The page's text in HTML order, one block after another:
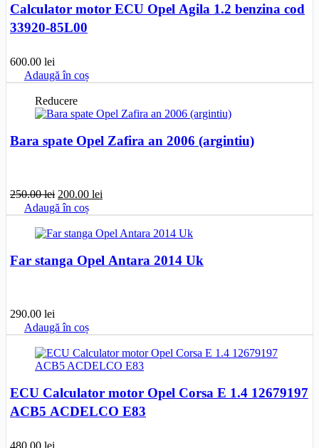
Calculator motor ECU Opel Agila 1.2 benzina cod
33920-85L00
600.00 lei
Adaugă în coș
Reducere
Bara spate Opel Zafira an 2006 (argintiu)
250.00lei Prețul
inițial
a
fost:
200.00 lei
este:
200.00 lei.
Adaugă în coș
Far stanga Opel Antara 2014 Uk
290.00 lei
Adaugă în coș
ECU Calculator motor Opel Corsa E 1.4 12679197
ACB5 ACDELCO E83